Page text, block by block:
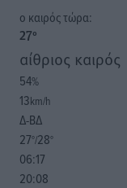
o καιρός τώρα:
27°
αίθριος καιρός
54%
13km/h
Δ-ΒΔ
27°/28°
06:17
20:08